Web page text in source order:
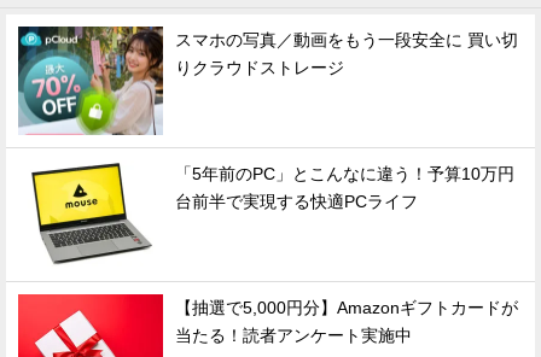
スマホの写真／動画をもう一段安全に 買い切
りクラウドストレージ
「5年前のPC」とこんなに違う！予算10万円
台前半で実現する快適PCライフ
【抽選で5,000円分】Amazonギフトカードが
当たる！読者アンケート実施中